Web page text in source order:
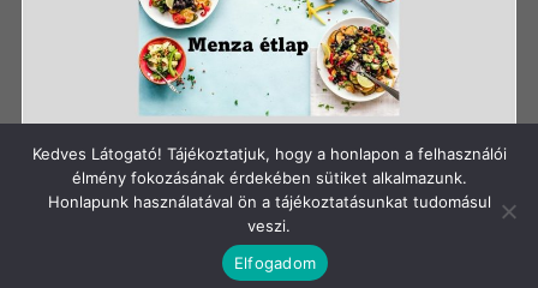
Szerzői jog: Szigetszentmiklósi Batthyány Kázmér
Gimnázium
Kedves Látogató! Tájékoztatjuk, hogy a honlapon a felhasználói
élmény fokozásának érdekében sütiket alkalmazunk.
Honlapunk használatával ön a tájékoztatásunkat tudomásul
veszi.
Elfogadom